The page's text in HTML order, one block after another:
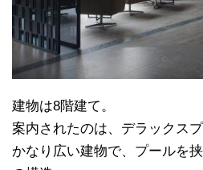
建物は8階建て。
案内されたのは、デラックス
かなり広い建物で、プールを